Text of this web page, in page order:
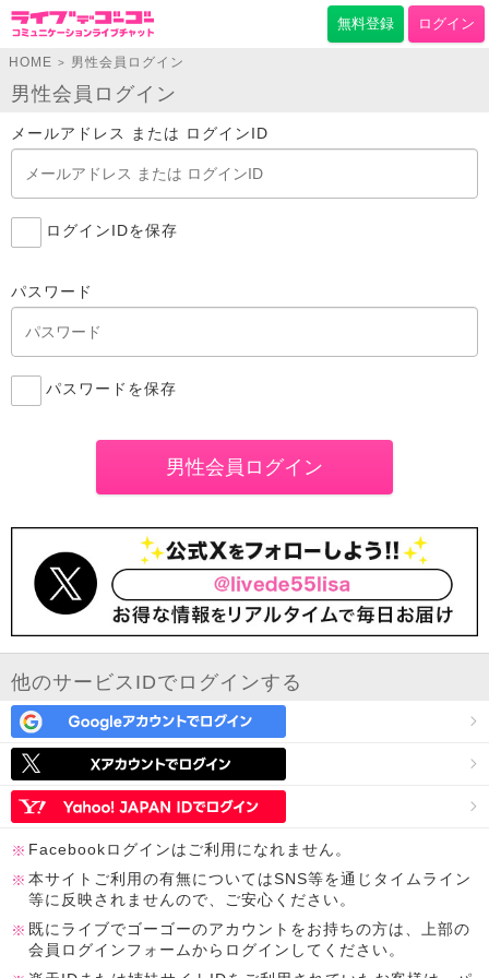
無料登録 ログイン
HOME > 男性会員ログイン
男性会員ログイン
メールアドレス または ログインID
ログインIDを保存
パスワード
パスワードを保存
他のサービスIDでログインする
Facebookログインはご利用になれません。
本サイトご利用の有無についてはSNS等を通じタイムライン
等に反映されませんので、ご安心ください。
既にライブでゴーゴーのアカウントをお持ちの方は、上部の
会員ログインフォームからログインしてください。